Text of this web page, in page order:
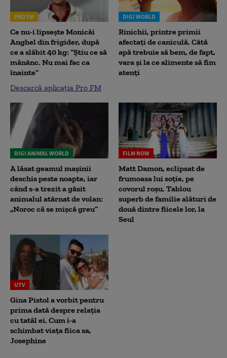
PRO FM
Ce nu-i lipsește Monicăi
Anghel din frigider, după
ce a slăbit 40 kg: “Știu ce să
mănânc. Nu mai fac ca
înainte”
Descarcă aplicația Pro FM
DIGI WORLD
Rinichii, printre primii
afectați de caniculă. Câtă
apă trebuie să bem, de fapt,
vara și la ce alimente să fim
atenți
DIGI ANIMAL WORLD
A lăsat geamul mașinii
deschis peste noapte, iar
când s-a trezit a găsit
animalul atârnat de volan:
„Noroc că se mișcă greu”
FILM NOW
Matt Damon, eclipsat de
frumoasa lui soție, pe
covorul roșu. Tablou
superb de familie alături de
două dintre fiicele lor, la
Seul
UTV
Gina Pistol a vorbit pentru
prima dată despre relația
cu tatăl ei. Cum i-a
schimbat viața fiica sa,
Josephine